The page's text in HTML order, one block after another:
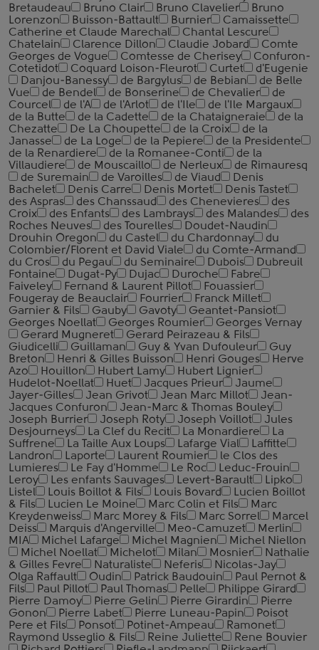
Bretaudeau
Bruno Clair Bruno Clavelier
Bruno
Lorenzon
Buisson-Battault Burnier
Camaissette
Catherine et Claude Marechal
Chantal Lescure
Chatelain
Clarence Dillon Claudie Jobard
Comte
Georges de Vogue
Comtesse de Cherisey
Confuron-
Cotetidot
Coquard Loison-Fleurot Curtet
d'Eugenie
Danjou-Banessy
de Bargylus de Bebian
de Belle
Vue
de Bendel de Bonserine de Chevalier
de
Courcel
de l'A de l'Arlot de l'Ile
de l'Ile Margaux
de la Butte
de la Cadette de la Chataigneraie
de la
Chezatte
De La Choupette de la Croix
de la
Janasse
de La Loge de la Pepiere
de la Presidente
de la Renardiere
de la Romanee-Conti
de la
Villaudiere
de Mouscaillo de Nerleux
de Rimauresq
de Suremain
de Varoilles de Viaud
Denis
Bachelet
Denis Carre Denis Mortet
Denis Tastet
des Aspras
des Chanssaud des Chenevieres
des
Croix
des Enfants des Lambrays des Malandes
des
Roches Neuves
des Tourelles
Doudet-Naudin
Drouhin Oregon
du Castel du Chardonnay
du
Colombier/Florent et David Viale
du Comte-Armand
du Cros
du Pegau du Seminaire Dubois
Dubreuil
Fontaine
Dugat-Py Dujac Duroche
Fabre
Faiveley
Fernand & Laurent Pillot
Fouassier
Fougeray de Beauclair
Fourrier
Franck Millet
Garnier & Fils
Gauby Gavoty
Geantet-Pansiot
Georges Noellat
Georges Roumier
Georges Vernay
Gerard Mugneret
Gerard Peirazeau & Fils
Giudicelli
Guillaman Guy & Yvan Dufouleur
Guy
Breton
Henri & Gilles Buisson Henri Gouges
Herve
Azo
Houillon Hubert Lamy
Hubert Lignier
Hudelot-Noellat
Huet Jacques Prieur
Jaume
Jayer-Gilles
Jean Grivot Jean Marc Millot
Jean-
Jacques Confuron
Jean-Marc & Thomas Bouley
Joseph Burrier
Joseph Roty Joseph Voillot
Jules
Desjourneys
La Clef du Recit La Monardiere
La
Suffrene
La Taille Aux Loups Lafarge Vial
Laffitte
Landron
Laporte Laurent Roumier
le Clos des
Lumieres
Le Fay d'Homme Le Roc
Leduc-Frouin
Leroy
Les enfants Sauvages Levert-Barault
Lipko
Listel
Louis Boillot & Fils Louis Bovard
Lucien Boillot
& Fils
Lucien Le Moine Marc Colin et Fils
Marc
Kreydenweiss
Marc Morey & Fils Marc Sorrel
Marcel
Deiss
Marquis d'Angerville Meo-Camuzet
Merlin
MIA
Michel Lafarge Michel Magnien
Michel Niellon
Michel Noellat
Michelot Milan Mosnier
Nathalie
& Gilles Fevre
Naturaliste Neferis
Nicolas-Jay
Olga Raffault
Oudin Patrick Baudouin
Paul Pernot &
Fils
Paul Pillot Paul Thomas Pelle
Philippe Girard
Pierre Damoy
Pierre Gelin Pierre Girardin
Pierre
Gonon
Pierre Labet Pierre Luneau-Papin
Poisot
Pere et Fils
Ponsot Potinet-Ampeau
Ramonet
Raymond Usseglio & Fils
Reine Juliette
Rene Bouvier